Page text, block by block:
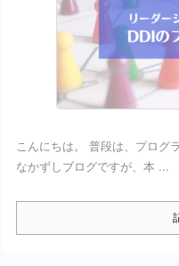
こんにちは。 普段は、プログ
なかずしブログですが、本 ...